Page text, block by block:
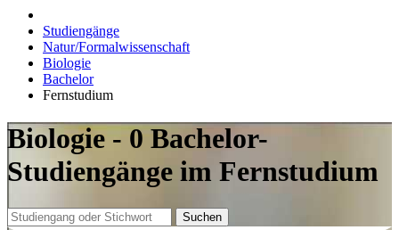
Studiengänge
Natur/Formalwissenschaft
Biologie
Bachelor
Fernstudium
Biologie - 0 Bachelor-
Studiengänge im Fernstudium
Suchen